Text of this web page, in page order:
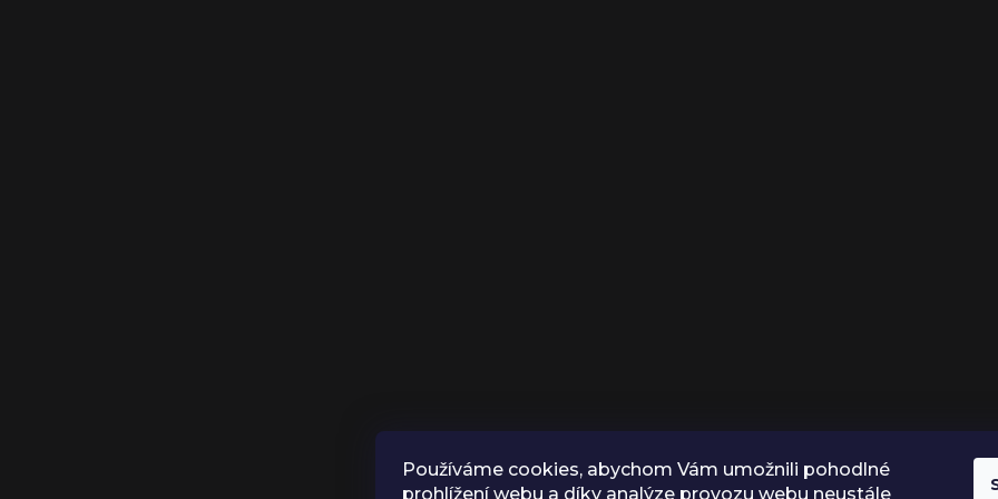
Používáme cookies, abychom Vám umožnili pohodlné
prohlížení webu a díky analýze provozu webu neustále